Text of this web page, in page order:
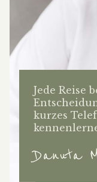
Jede Reise
kurzes
Danuta